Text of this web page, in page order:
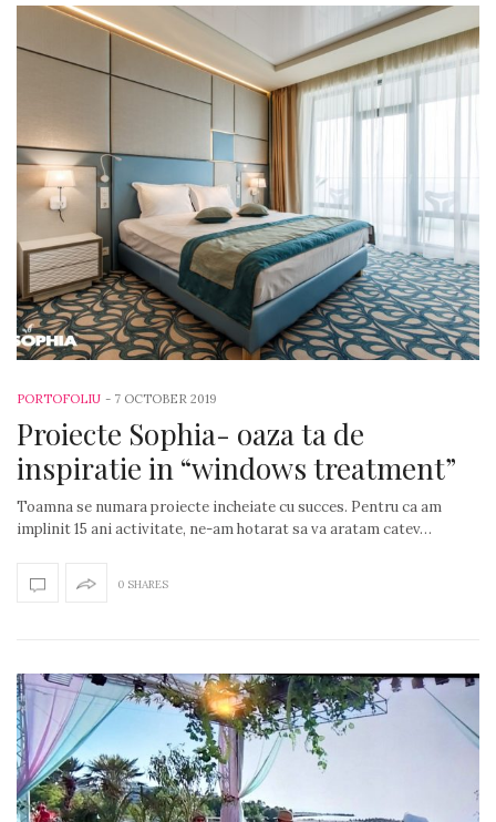
PORTOFOLIU - 7 OCTOBER 2019
Proiecte Sophia- oaza ta de
inspiratie in “windows treatment”
Toamna se numara proiecte incheiate cu succes. Pentru ca am
implinit 15 ani activitate, ne-am hotarat sa va aratam catev…
0 SHARES